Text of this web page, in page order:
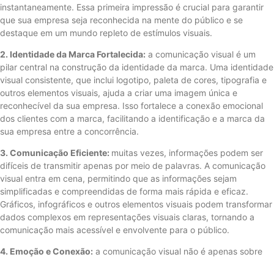
instantaneamente. Essa primeira impressão é crucial para garantir
que sua empresa seja reconhecida na mente do público e se
destaque em um mundo repleto de estímulos visuais.
2. Identidade da Marca Fortalecida: a comunicação visual é um
pilar central na construção da identidade da marca. Uma identidade
visual consistente, que inclui logotipo, paleta de cores, tipografia e
outros elementos visuais, ajuda a criar uma imagem única e
reconhecível da sua empresa. Isso fortalece a conexão emocional
dos clientes com a marca, facilitando a identificação e a marca da
sua empresa entre a concorrência.
3. Comunicação Eficiente: muitas vezes, informações podem ser
difíceis de transmitir apenas por meio de palavras. A comunicação
visual entra em cena, permitindo que as informações sejam
simplificadas e compreendidas de forma mais rápida e eficaz.
Gráficos, infográficos e outros elementos visuais podem transformar
dados complexos em representações visuais claras, tornando a
comunicação mais acessível e envolvente para o público.
4. Emoção e Conexão: a comunicação visual não é apenas sobre